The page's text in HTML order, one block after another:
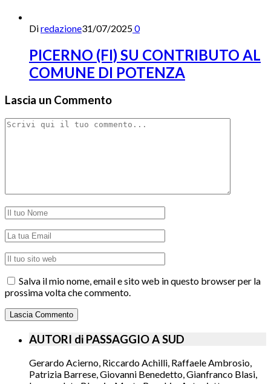
Diredazione31/07/20250
PICERNO (FI) SU CONTRIBUTO AL
COMUNE DI POTENZA
Lascia un Commento
Salva il mio nome, email e sito web in questo browser per la
prossima volta che commento.
AUTORI di PASSAGGIO A SUD
Gerardo Acierno, Riccardo Achilli, Raffaele Ambrosio,
Patrizia Barrese, Giovanni Benedetto, Gianfranco Blasi,